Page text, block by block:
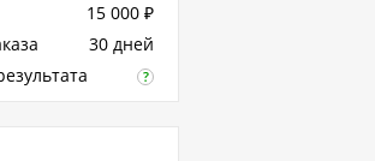
15 000 ₽
30 дней
?